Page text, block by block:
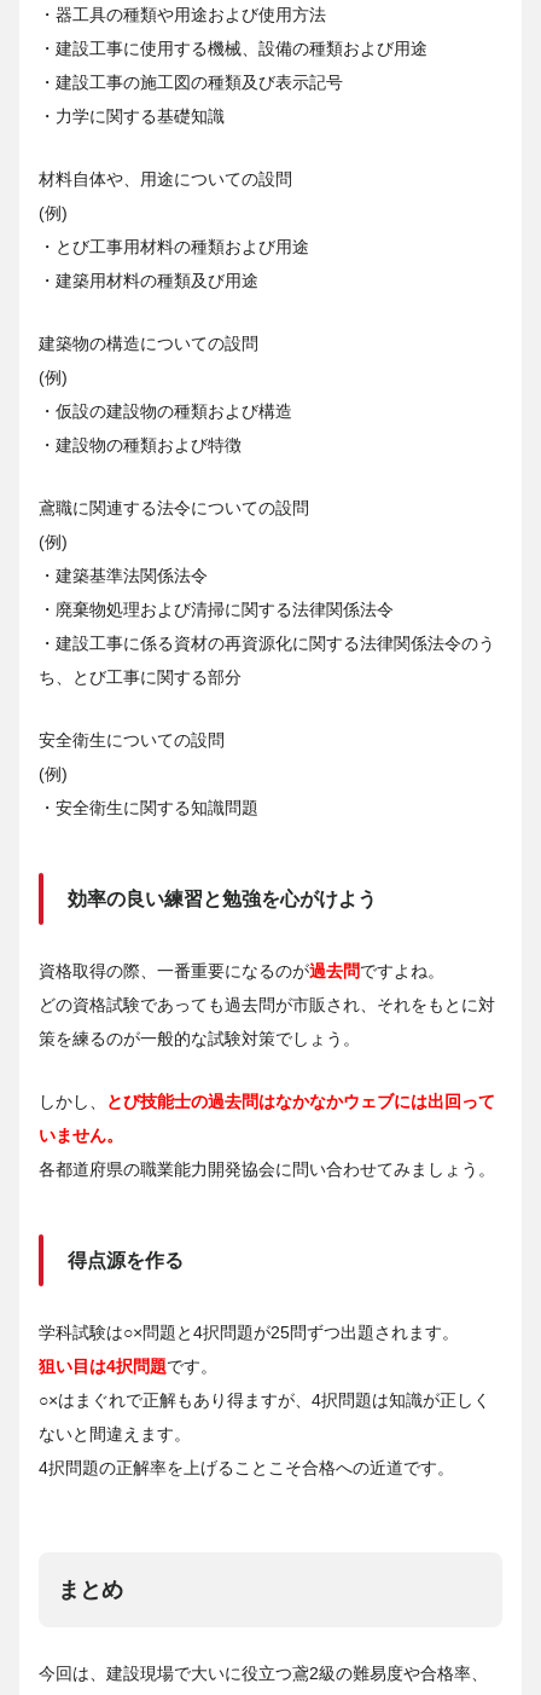
・器工具の種類や用途および使用方法
・建設工事に使用する機械、設備の種類および用途
・建設工事の施工図の種類及び表示記号
・力学に関する基礎知識
材料自体や、用途についての設問
(例)
・とび工事用材料の種類および用途
・建築用材料の種類及び用途
建築物の構造についての設問
(例)
・仮設の建設物の種類および構造
・建設物の種類および特徴
鳶職に関連する法令についての設問
(例)
・建築基準法関係法令
・廃棄物処理および清掃に関する法律関係法令
・建設工事に係る資材の再資源化に関する法律関係法令のう
ち、とび工事に関する部分
安全衛生についての設問
(例)
・安全衛生に関する知識問題
効率の良い練習と勉強を心がけよう
資格取得の際、一番重要になるのが過去問ですよね。
どの資格試験であっても過去問が市販され、それをもとに対
策を練るのが一般的な試験対策でしょう。
しかし、
とび技能士の過去問はなかなかウェブには出回って
いません。
各都道府県の職業能力開発協会に問い合わせてみましょう。
得点源を作る
学科試験は○×問題と4択問題が25問ずつ出題されます。
狙い目は4択問題です。
○×はまぐれで正解もあり得ますが、4択問題は知識が正しく
ないと間違えます。
4択問題の正解率を上げることこそ合格への近道です。
まとめ
今回は、建設現場で大いに役立つ鳶2級の難易度や合格率、